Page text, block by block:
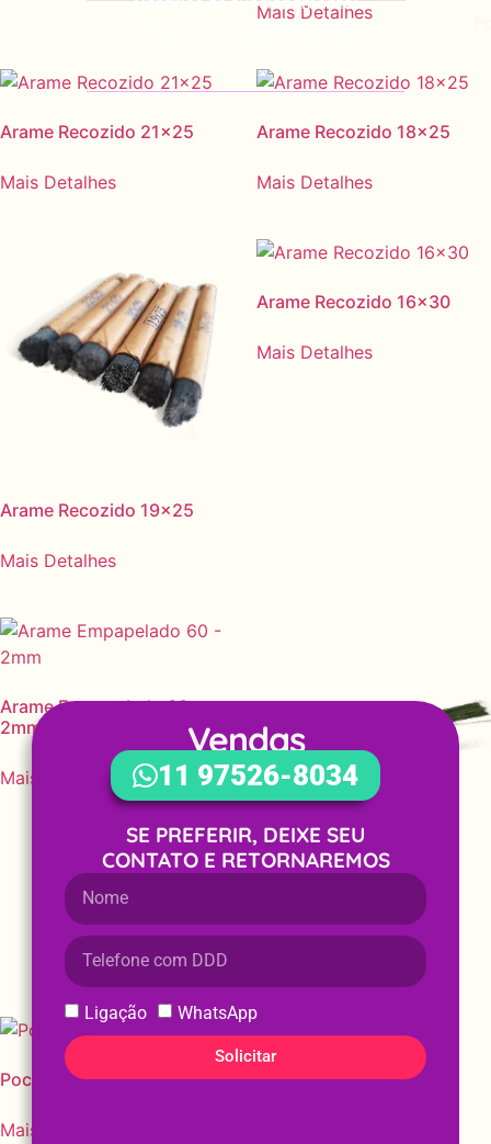
Mais Detalhes
Arame Recozido 21×25
Mais Detalhes
Arame Recozido 18×25
Mais Detalhes
Arame Recozido 19×25
Mais Detalhes
Arame Recozido 16×30
Mais Detalhes
Arame Empapelado 60 –
2mm
Mais Detalhes
Arame Empapelado 60 –
Pochete Acqua Flor
Mais Detalhes
Seg. à Sex. das 8h30 às 18h00
Vendas
WhatsApp
11 97526-8034
SE PREFERIR, DEIXE SEU
CONTATO E RETORNAREMOS
Ligação WhatsApp
Solicitar